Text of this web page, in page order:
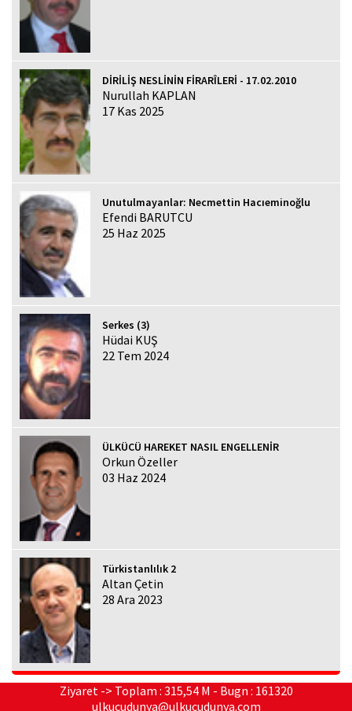
DİRİLİŞ NESLİNİN FİRARÎLERİ - 17.02.2010
Nurullah KAPLAN
17 Kas 2025
Unutulmayanlar: Necmettin Hacıeminoğlu
Efendi BARUTCU
25 Haz 2025
Serkes (3)
Hüdai KUŞ
22 Tem 2024
ÜLKÜCÜ HAREKET NASIL ENGELLENİR
Orkun Özeller
03 Haz 2024
Türkistanlılık 2
Altan Çetin
28 Ara 2023
Ziyaret -> Toplam : 315,54 M - Bugn : 161320
ulkucudunya@ulkucudunya.com